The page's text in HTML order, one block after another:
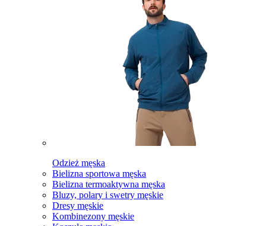
Odzież męska
Bielizna sportowa męska
Bielizna termoaktywna męska
Bluzy, polary i swetry męskie
Dresy męskie
Kombinezony męskie